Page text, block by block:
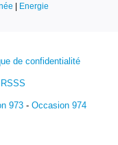
| Energie
de confidentialité
973 - Occasion 974